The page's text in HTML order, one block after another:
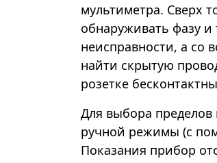
мультиметра. Сверх
обнаруживать фазу
неисправности, а со
найти скрытую
розетке
Для выбора
ручной режимы (с
Показания прибор